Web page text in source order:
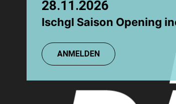
28.11.2026
Ischgl Saison Opening
ANMELDEN
08.08.2026
TR: Einsteigerkurs
ANMELDEN